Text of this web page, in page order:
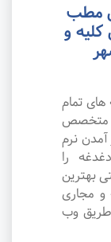
مطب
و
تمام
متخصص
نرم
را
بهترین
مجاری
طریق وب